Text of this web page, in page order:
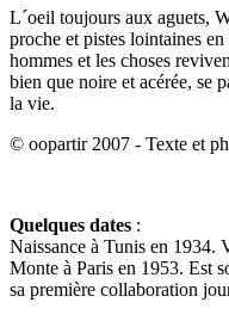
L´oeil toujours aux aguets,
proche et pistes lointaines
hommes et les choses
bien que noire et acérée, se
la vie.
© oopartir 2007 - Texte et
Quelques dates :
Naissance à Tunis en 1934.
Monte à Paris en 1953. Est
sa première collaboration